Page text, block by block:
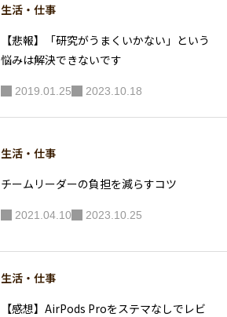
生活・仕事
【悲報】「研究がうまくいかない」という
悩みは解決できないです
2019.01.25 2023.10.18
生活・仕事
チームリーダーの負担を減らすコツ
2021.04.10 2023.10.25
生活・仕事
【感想】AirPods Proをステマなしでレビ